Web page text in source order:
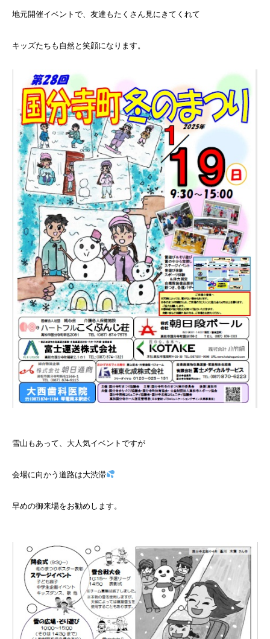
地元開催イベントで、友達もたくさん見にきてくれて
キッズたちも自然と笑顔になります。
雪山もあって、大人気イベントですが
会場に向かう道路は大渋滞
早めの御来場をお勧めします。